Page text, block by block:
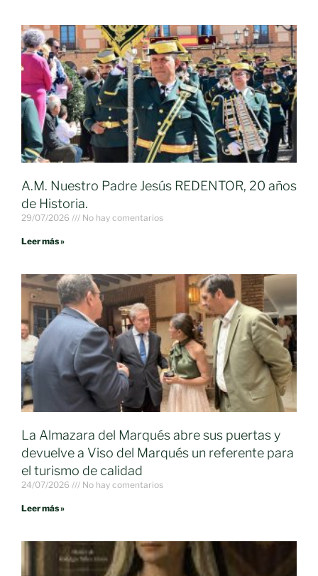
A.M. Nuestro Padre Jesús REDENTOR, 20 años
de Historia.
29/07/2026 No hay comentarios
Leer más »
La Almazara del Marqués abre sus puertas y
devuelve a Viso del Marqués un referente para
el turismo de calidad
24/07/2026 No hay comentarios
Leer más »